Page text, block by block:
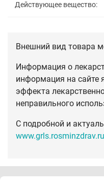
Действующее вещество:
Внешний вид товара
Информация о
информация на сайте
эффекта
неправильного
С подробной и
www.grls.rosminzdrav.ru